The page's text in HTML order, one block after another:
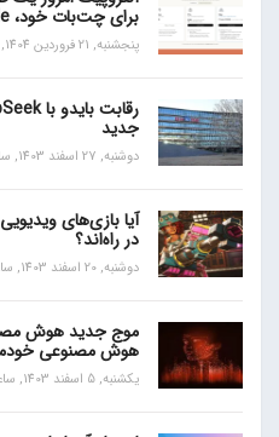
برای چت‌بات خود، Claude، معرفی کرد
پنجشنبه, 21 فروردین 1404, ساعت 14:17
جدید
دوشنبه, 27 اسفند 1403, ساعت 18:07
آیا بازی‌های
در راه‌اند؟
دوشنبه, 20 اسفند 1403, ساعت 18:24
موج جدید هوش
هوش مصنوعی
یکشنبه, 5 اسفند 1403, ساعت 20:03